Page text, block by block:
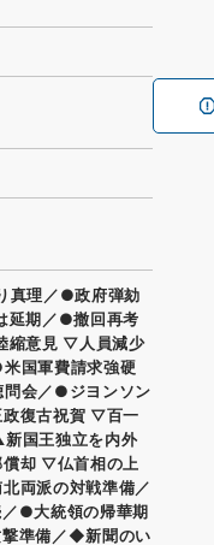
真理／●政府弾劾
延期／●撤回再考
縮意見 ▽人員減少
国軍費請求強硬
会／●ジヨンソン
復古祝賀 ▽百一
国王独立を内外
却 ▽仏首相の上
両派の対戦準備／
●大統領の帰華期
準備／◆新聞のい